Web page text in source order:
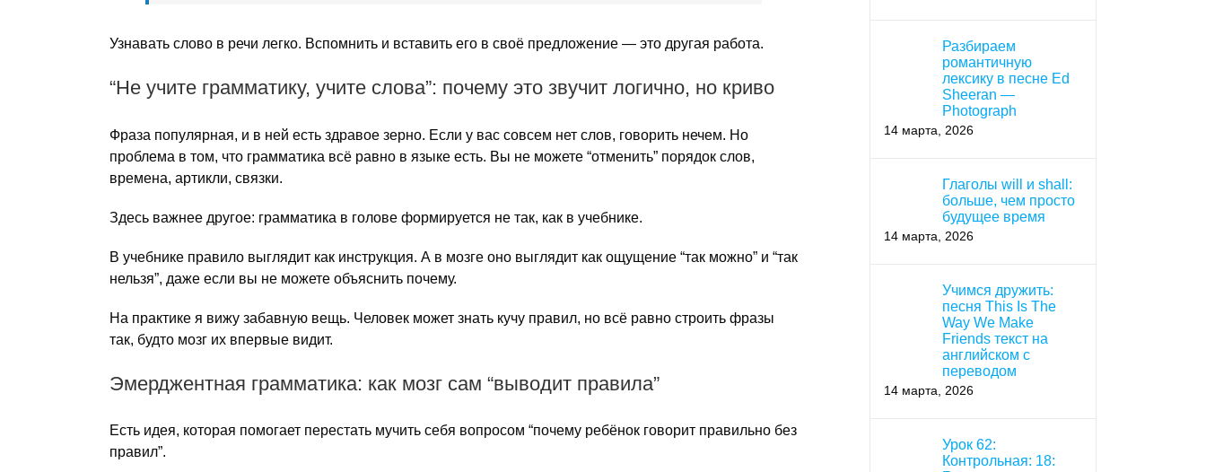
Узнавать слово в речи легко. Вспомнить и вставить его в своё предложение — это другая работа.
“Не учите грамматику, учите слова”: почему это звучит логично, но криво
Фраза популярная, и в ней есть здравое зерно. Если у вас совсем нет слов, говорить нечем. Но
проблема в том, что грамматика всё равно в языке есть. Вы не можете “отменить” порядок слов,
времена, артикли, связки.
Здесь важнее другое: грамматика в голове формируется не так, как в учебнике.
В учебнике правило выглядит как инструкция. А в мозге оно выглядит как ощущение “так можно” и “так
нельзя”, даже если вы не можете объяснить почему.
На практике я вижу забавную вещь. Человек может знать кучу правил, но всё равно строить фразы
так, будто мозг их впервые видит.
Эмерджентная грамматика: как мозг сам “выводит правила”
Есть идея, которая помогает перестать мучить себя вопросом “почему ребёнок говорит правильно без
правил”.
Разбираем
романтичную
лексику в песне Ed
Sheeran —
Photograph
14 марта, 2026
Глаголы will и shall:
больше, чем просто
будущее время
14 марта, 2026
Учимся дружить:
песня This Is The
Way We Make
Friends текст на
английском с
переводом
14 марта, 2026
Урок 62:
Контрольная: 18: